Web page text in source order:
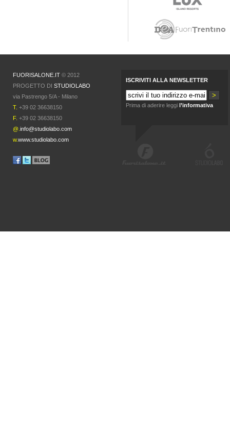
FUORISALONE.IT © 2012
PROGETTO DI STUDIOLABO
via Pastrengo 5/A - Milano
T. +39 02 36638150
F. +39 02 36638150
@. info@studiolabo.com
w.www.studiolabo.com
ISCRIVITI ALLA NEWSLETTER
Prima di aderire leggi l’informativa